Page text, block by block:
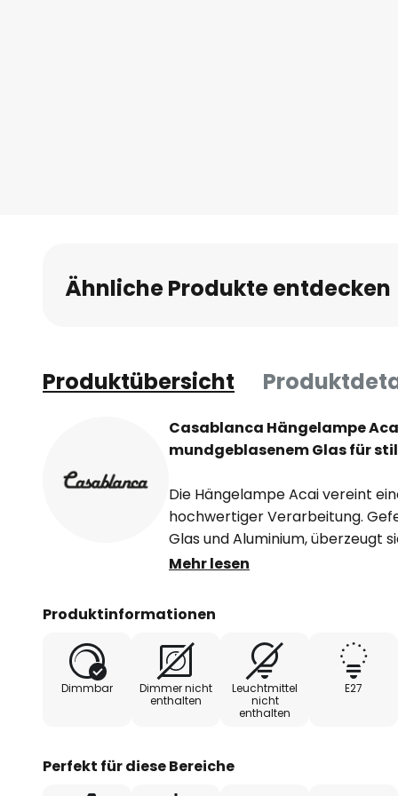
Ähnliche Produkte entdecken
Produktübersicht
Casablanca Hängelampe
mundgeblasenem Glas für
Die Hängelampe Acai vereint
hochwertiger Verarbeitung.
Glas und Aluminium, überzeugt
Formensprache und die
gleichmäßige Lichtverteilung
Farbgebung unterstreicht das
sich nahtlos in unterschiedlichste
Die Leuchte bietet die
Europa gefertigt, steht die
Mehr lesen
Produktinformationen
Dimmbar
Dimmer nicht
enthalten
Leuchtmittel
nicht
enthalten
E27
Perfekt für diese Bereiche